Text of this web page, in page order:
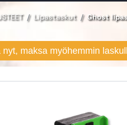
Lipastaskut Ghost
nyt, maksa myöhemmin